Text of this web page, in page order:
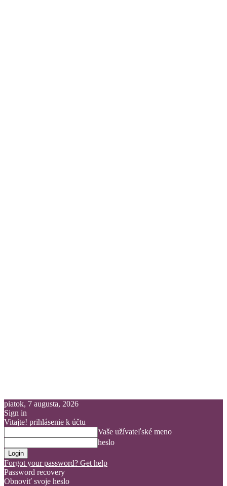
piatok, 7 augusta, 2026
Sign in
Vitajte! prihlásenie k účtu
Vaše užívateľské meno
heslo
Forgot your password? Get help
Password recovery
Obnoviť svoje heslo